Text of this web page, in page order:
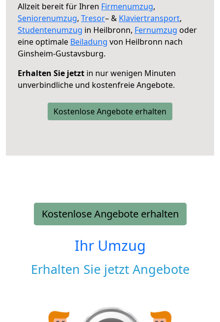
Allzeit bereit für Ihren Firmenumzug,
Seniorenumzug, Tresor– & Klaviertransport,
Studentenumzug in Heilbronn, Fernumzug oder
eine optimale Beiladung von Heilbronn nach
Ginsheim-Gustavsburg.
Erhalten Sie jetzt in nur wenigen Minuten
unverbindliche und kostenfreie Angebote.
Kostenlose Angebote erhalten
Kostenlose Angebote erhalten
Ihr Umzug
Erhalten Sie jetzt Angebote